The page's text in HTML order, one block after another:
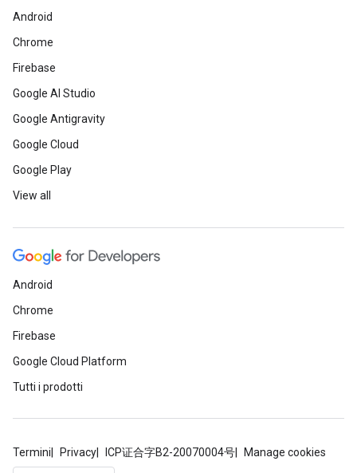
Android
Chrome
Firebase
Google AI Studio
Google Antigravity
Google Cloud
Google Play
View all
Android
Chrome
Firebase
Google Cloud Platform
Tutti i prodotti
Termini Privacy ICP证合字B2-20070004号 Manage cookies